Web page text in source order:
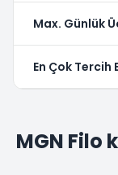
Max. Günlük
En Çok Tercih
MGN Filo